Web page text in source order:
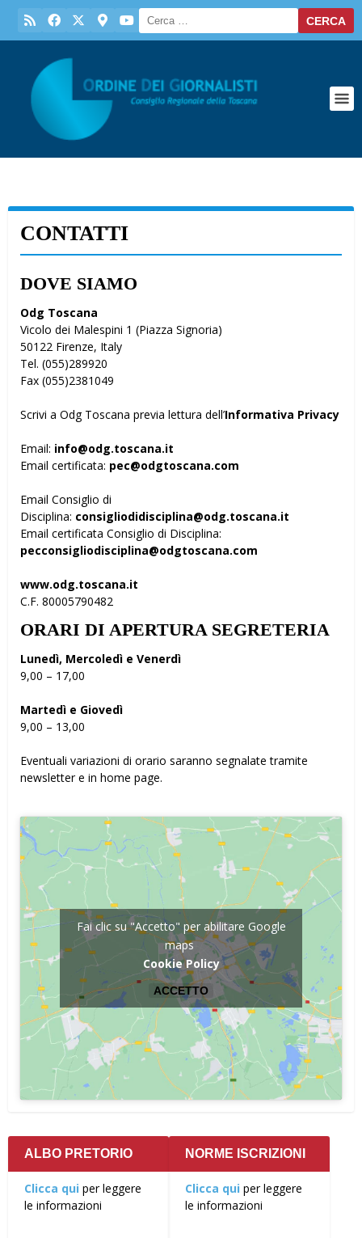
CONTATTI
DOVE SIAMO
Odg Toscana
Vicolo dei Malespini 1 (Piazza Signoria)
50122 Firenze, Italy
Tel. (055)289920
Fax (055)2381049
Scrivi a Odg Toscana previa lettura dell’Informativa Privacy
Email: info@odg.toscana.it
Email certificata: pec@odgtoscana.com
Email Consiglio di
Disciplina: consigliodidisciplina@odg.toscana.it
Email certificata Consiglio di Disciplina:
pecconsigliodisciplina@odgtoscana.com
www.odg.toscana.it
C.F. 80005790482
ORARI DI APERTURA SEGRETERIA
Lunedì, Mercoledì e Venerdì
9,00 – 17,00
Martedì e Giovedì
9,00 – 13,00
Eventuali variazioni di orario saranno segnalate tramite
newsletter e in home page.
Fai clic su "Accetto" per abilitare Google
maps
Cookie Policy
ACCETTO
ALBO PRETORIO
Clicca qui per leggere
le informazioni
NORME ISCRIZIONI
Clicca qui per leggere
le informazioni